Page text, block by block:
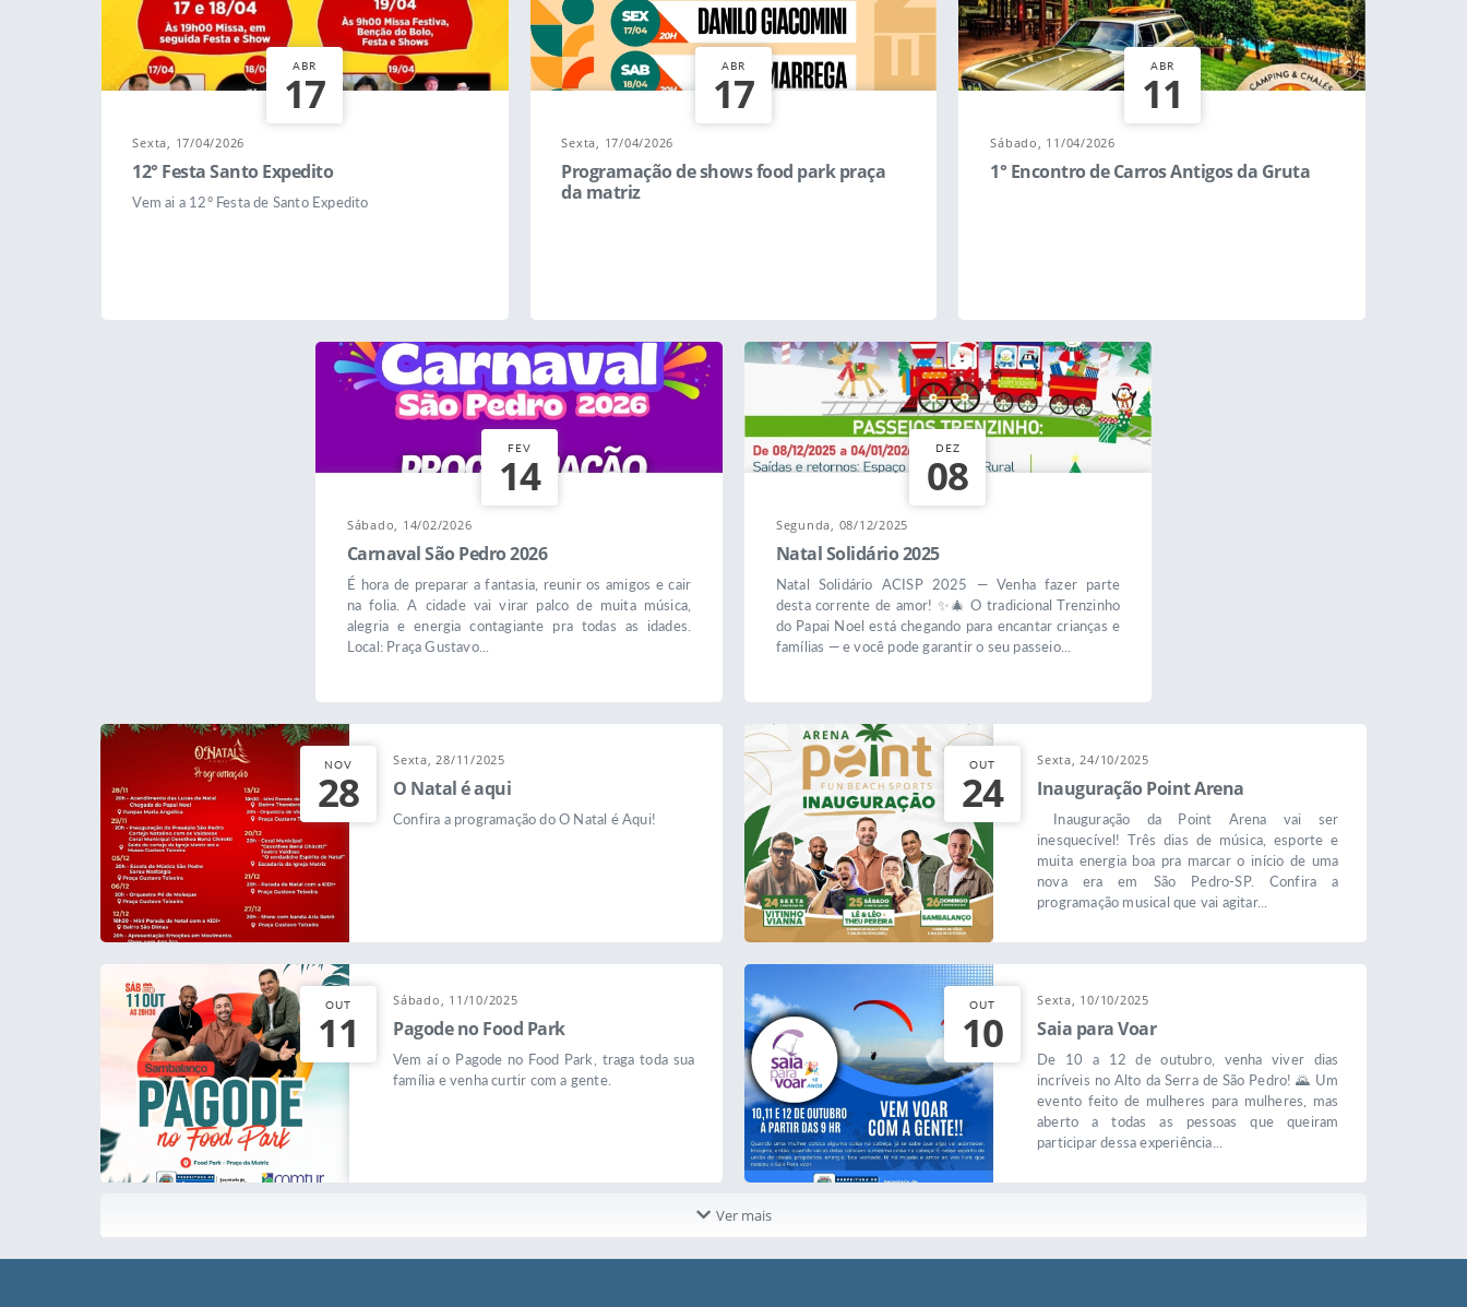
ABR
17
Sexta, 17/04/2026
12° Festa Santo Expedito
Vem ai a 12° Festa de Santo Expedito
ABR
17
Sexta, 17/04/2026
Programação de shows food park praça
da matriz
ABR
11
Sábado, 11/04/2026
1° Encontro de Carros Antigos da Gruta
FEV
14
Sábado, 14/02/2026
Carnaval São Pedro 2026
É hora de preparar a fantasia, reunir os amigos e cair
na folia. A cidade vai virar palco de muita música,
alegria e energia contagiante pra todas as idades.
Local: Praça Gustavo...
DEZ
08
Segunda, 08/12/2025
Natal Solidário 2025
Natal Solidário ACISP 2025 — Venha fazer parte
desta corrente de amor! ✨🎄 O tradicional Trenzinho
do Papai Noel está chegando para encantar crianças e
famílias — e você pode garantir o seu passeio...
NOV
28
Sexta, 28/11/2025
O Natal é aqui
Confira a programação do O Natal é Aqui!
OUT
24
Sexta, 24/10/2025
Inauguração Point Arena
Inauguração da Point Arena vai ser
inesquecível! Três dias de música, esporte e
muita energia boa pra marcar o início de uma
nova era em São Pedro-SP. Confira a
programação musical que vai agitar...
OUT
11
Sábado, 11/10/2025
Pagode no Food Park
Vem aí o Pagode no Food Park, traga toda sua
família e venha curtir com a gente.
OUT
10
Sexta, 10/10/2025
Saia para Voar
De 10 a 12 de outubro, venha viver dias
incríveis no Alto da Serra de São Pedro! 🌄 Um
evento feito de mulheres para mulheres, mas
aberto a todas as pessoas que queiram
participar dessa experiência...
Ver mais